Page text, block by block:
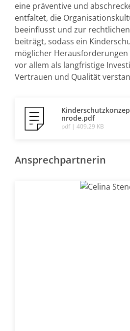
eine präventive und
entfaltet, die
beeinflusst und zur
beiträgt, sodass ein
möglicher
vor allem als langfristige
Vertrauen und Qualität
nrode.pdf
pdf | 409.29 KB
Ansprechpartnerin